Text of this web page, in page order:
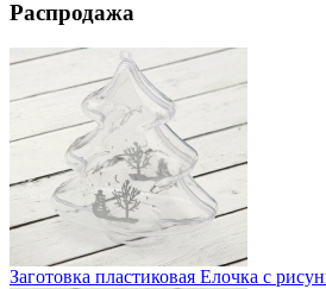
Распродажа
Заготовка пластиковая Елочка с